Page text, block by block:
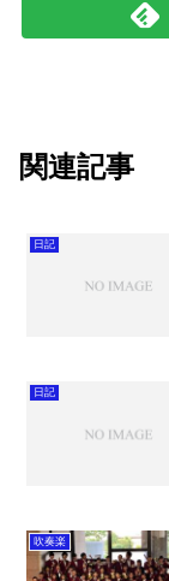
関連記事
日記
日記
吹奏楽